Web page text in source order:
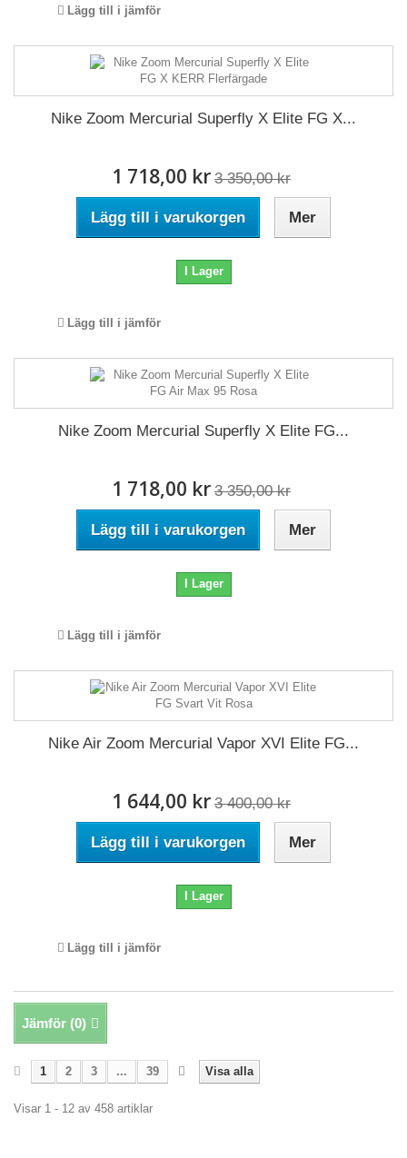
Lägg till i jämför
Nike Zoom Mercurial Superfly X Elite FG X...
1 718,00 kr 3 350,00 kr
Lägg till i varukorgen Mer
I Lager
Lägg till i jämför
Nike Zoom Mercurial Superfly X Elite FG...
1 718,00 kr 3 350,00 kr
Lägg till i varukorgen Mer
I Lager
Lägg till i jämför
Nike Air Zoom Mercurial Vapor XVI Elite FG...
1 644,00 kr 3 400,00 kr
Lägg till i varukorgen Mer
I Lager
Lägg till i jämför
Jämför (0)
Visa alla
1 2 3 ... 39
Visar 1 - 12 av 458 artiklar